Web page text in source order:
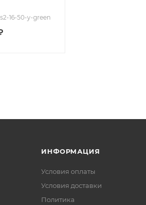
16-50-y-green
Условия оплаты
Условия доставки